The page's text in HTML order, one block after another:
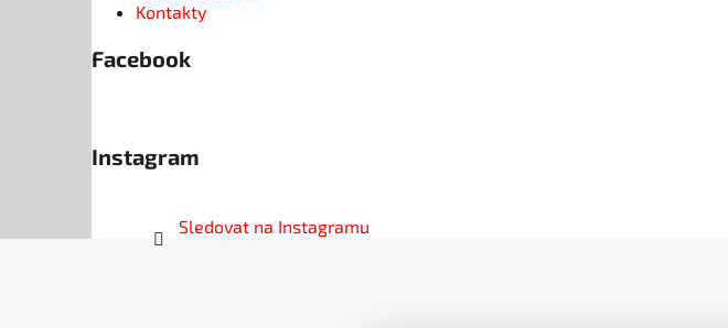
Kontakty
Facebook
Instagram
Sledovat na Instagramu